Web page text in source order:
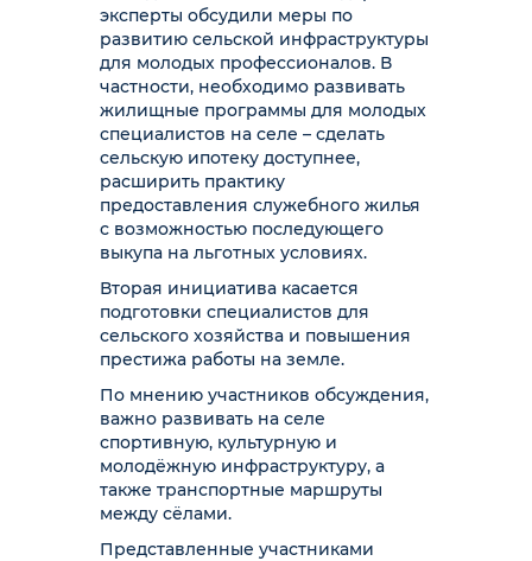
эксперты обсудили меры по
развитию сельской инфраструктуры
для молодых профессионалов. В
частности, необходимо развивать
жилищные программы для молодых
специалистов на селе – сделать
сельскую ипотеку доступнее,
расширить практику
предоставления служебного жилья
с возможностью последующего
выкупа на льготных условиях.
Вторая инициатива касается
подготовки специалистов для
сельского хозяйства и повышения
престижа работы на земле.
По мнению участников обсуждения,
важно развивать на селе
спортивную, культурную и
молодёжную инфраструктуру, а
также транспортные маршруты
между сёлами.
Представленные участниками